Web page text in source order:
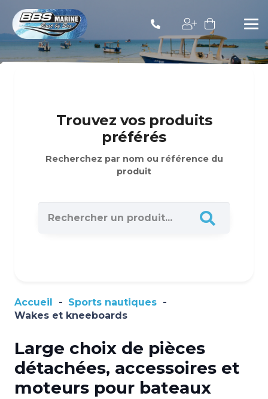
Trouvez vos produits
préférés
Recherchez par nom ou référence du
produit
Accueil - Sports nautiques -
Wakes et kneeboards
Large choix de pièces
détachées, accessoires et
moteurs pour bateaux